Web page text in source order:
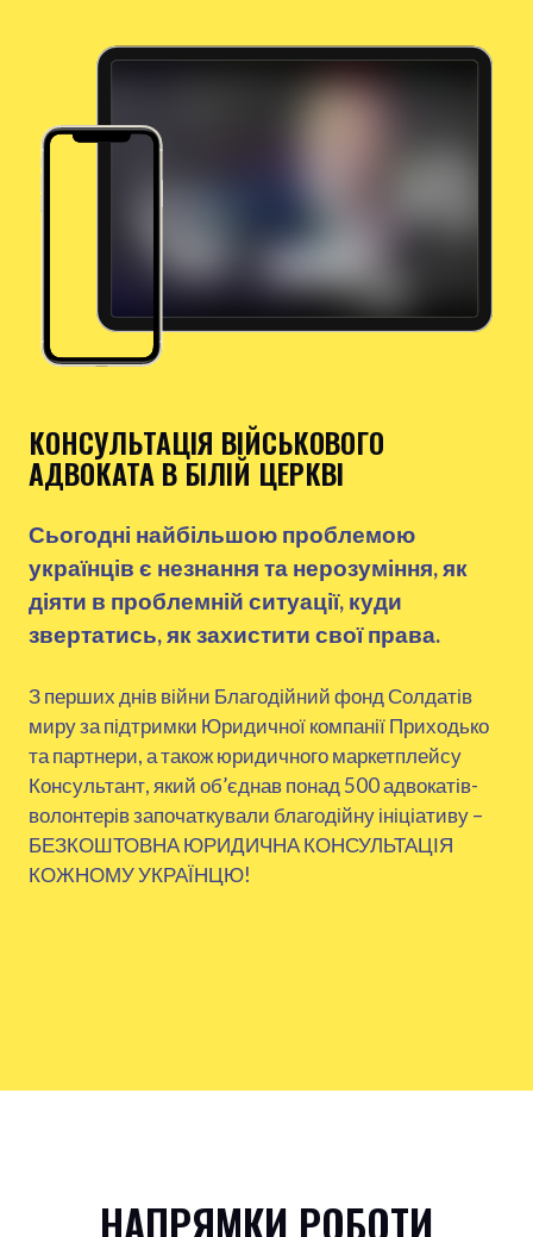
КОНСУЛЬТАЦІЯ ВІЙСЬКОВОГО
АДВОКАТА В БІЛІЙ ЦЕРКВІ
Сьогодні найбільшою проблемою
українців є незнання та нерозуміння, як
діяти в проблемній ситуації, куди
звертатись, як захистити свої права.
З перших днів війни Благодійний фонд Солдатів
миру за підтримки Юридичної компанії Приходько
та партнери, а також юридичного маркетплейсу
Консультант, який об’єднав понад 500 адвокатів-
волонтерів започаткували благодійну ініціативу –
БЕЗКОШТОВНА ЮРИДИЧНА КОНСУЛЬТАЦІЯ
КОЖНОМУ УКРАЇНЦЮ!
НАПРЯМКИ РОБОТИ